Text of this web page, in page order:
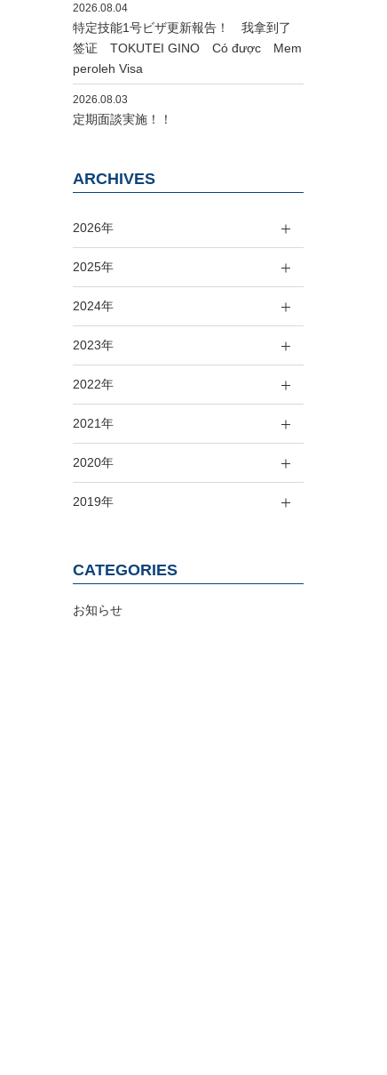
2026.08.04
特定技能1号ビザ更新報告！ 我拿到了
签证 TOKUTEI GINO Có được Mem
peroleh Visa
2026.08.03
定期面談実施！！
ARCHIVES
2026年
2025年
2024年
2023年
2022年
2021年
2020年
2019年
CATEGORIES
お知らせ